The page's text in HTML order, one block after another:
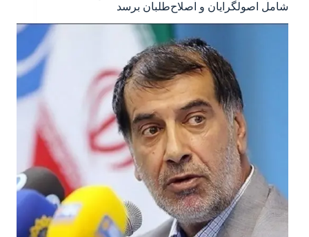
شامل اصولگرایان و اصلاح‌طلبان برسد